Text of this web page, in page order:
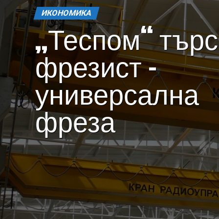
ИКОНОМИКА
„Теспом“
фрезист –
универсална
фреза